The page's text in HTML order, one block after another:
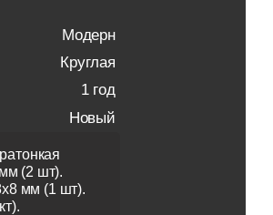
Модерн
Круглая
1 год
Новый
(2 шт).
мм (1 шт).